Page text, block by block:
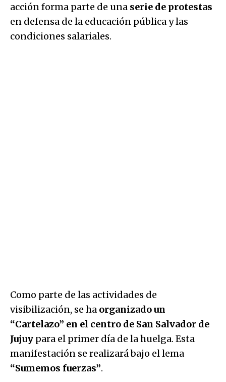
acción forma parte de una serie de protestas
en defensa de la educación pública y las
condiciones salariales.
Como parte de las actividades de
visibilización, se ha organizado un
“Cartelazo” en el centro de San Salvador de
Jujuy para el primer día de la huelga. Esta
manifestación se realizará bajo el lema
“Sumemos fuerzas”.